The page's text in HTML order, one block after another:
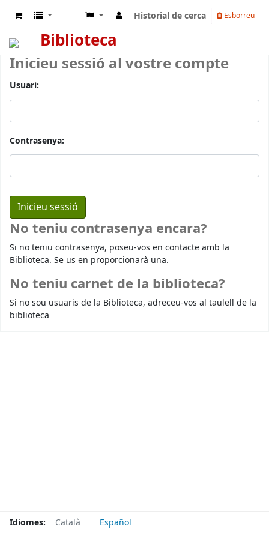
Historial de cerca Esborreu
Biblioteca
Inicieu sessió al vostre compte
Usuari:
Contrasenya:
No teniu contrasenya encara?
Si no teniu contrasenya, poseu-vos en contacte amb la
Biblioteca. Se us en proporcionarà una.
No teniu carnet de la biblioteca?
Si no sou usuaris de la Biblioteca, adreceu-vos al taulell de la
biblioteca
Idiomes: Català Español